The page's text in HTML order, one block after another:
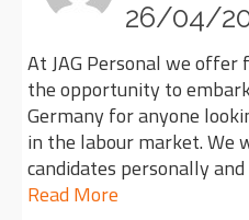
26/04/
At JAG Personal we offer
the opportunity to
Germany for anyone
in the labour market. We
candidates personally
Read More